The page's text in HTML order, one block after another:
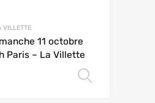
VILLETTE
11 octobre
Paris – La Villette